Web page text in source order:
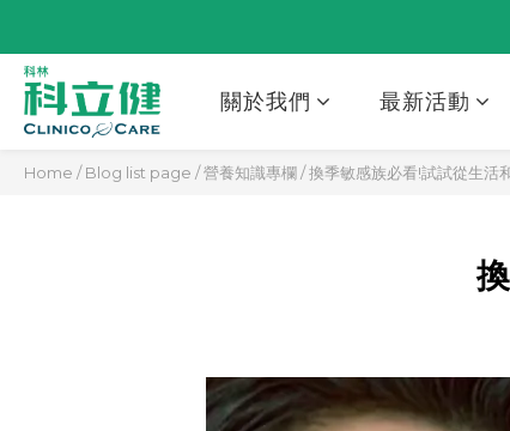
關於我們 最新活動
Home /Blog list page /營養知識專欄/換季敏感族必看!試試從生活